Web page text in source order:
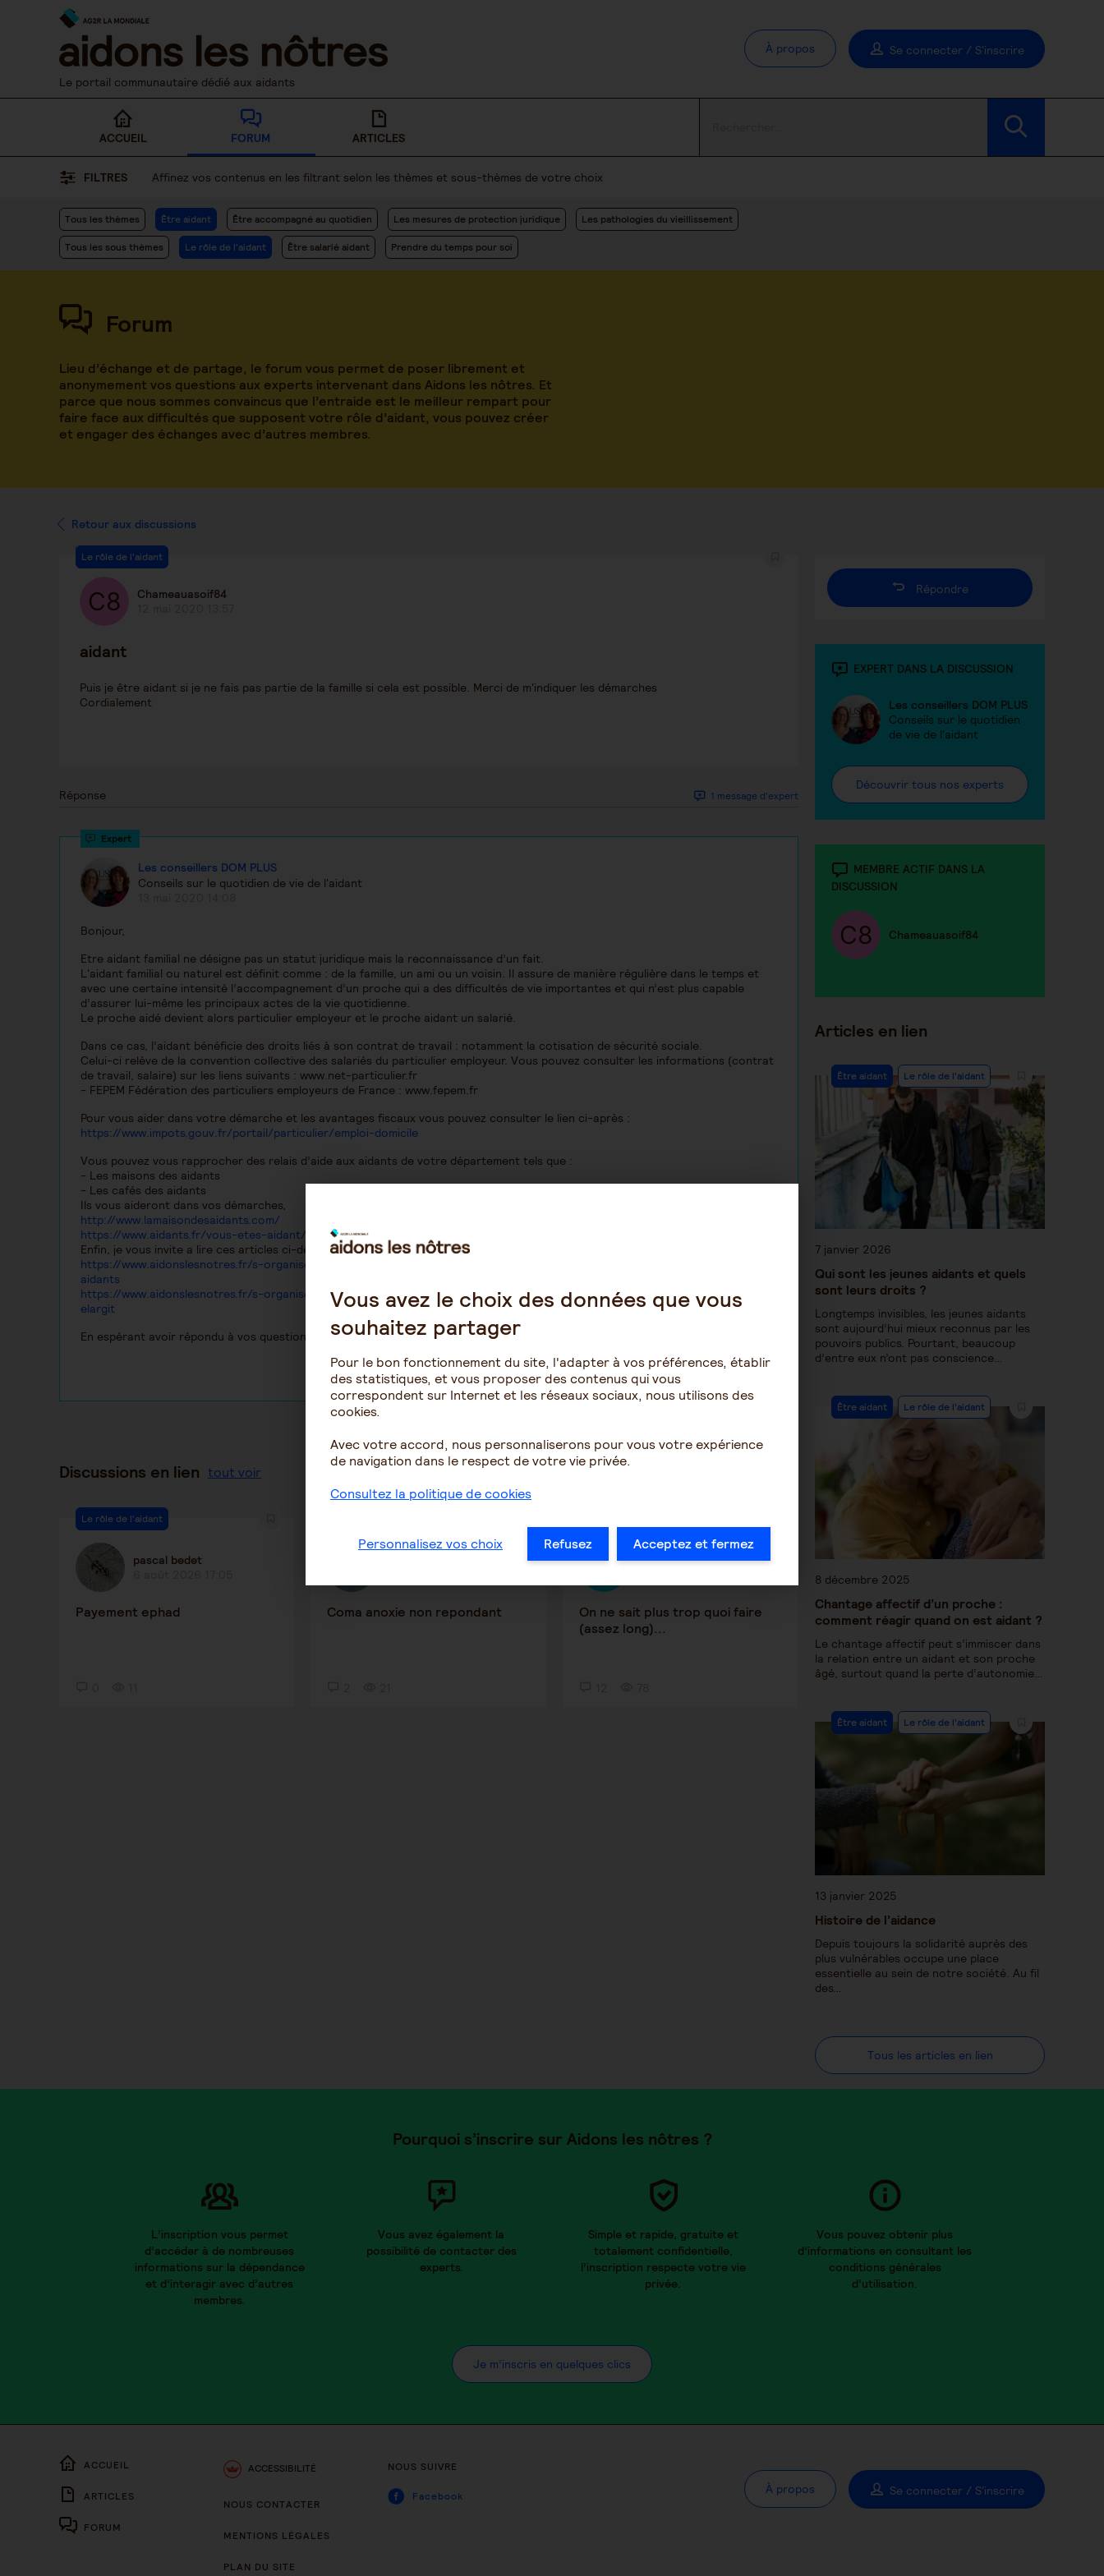
Le portail communautaire dédié aux aidants
À propos Se connecter / S'inscrire
ACCUEIL FORUM ARTICLES
FILTRES Affinez vos contenus en les filtrant selon les thèmes et sous-thèmes de votre choix
Tous les thèmes Être aidant
Tous les sous thèmes Le rôle de l'aidant Être salarié aidant Prendre du temps pour soi
Être accompagné au quotidien Les mesures de protection juridique Les pathologies du vieillissement
Forum
Lieu d’échange et de partage, le forum vous permet de poser librement et
anonymement vos questions aux experts intervenant dans Aidons les nôtres. Et
parce que nous sommes convaincus que l’entraide est le meilleur rempart pour
faire face aux difficultés que supposent votre rôle d’aidant, vous pouvez créer
et engager des échanges avec d’autres membres.
Retour aux discussions
Le rôle de l'aidant
Chameauasoif84
aidant
Puis je être aidant si je ne fais pas partie de la famille si cela est possible. Merci de m'indiquer les démarches
Cordialement
Réponse 1 message d'expert
Les conseillers DOM PLUS
Conseils sur le quotidien de vie de l'aidant
Bonjour,
Etre aidant familial ne désigne pas un statut juridique mais la reconnaissance d’un fait.
L'aidant familial ou naturel est définit comme : de la famille, un ami ou un voisin. Il assure de manière régulière dans le temps et
avec une certaine intensité l’accompagnement d’un proche qui a des difficultés de vie importantes et qui n’est plus capable
d’assurer lui-même les principaux actes de la vie quotidienne.
Le proche aidé devient alors particulier employeur et le proche aidant un salarié.
Dans ce cas, l’aidant bénéficie des droits liés à son contrat de travail : notamment la cotisation de sécurité sociale.
Celui-ci relève de la convention collective des salariés du particulier employeur. Vous pouvez consulter les informations (contrat
de travail, salaire) sur les liens suivants : www.net-particulier.fr
- FEPEM Fédération des particuliers employeurs de France : www.fepem.fr
Pour vous aider dans votre démarche et les avantages fiscaux vous pouvez consulter le lien ci-après :
https://www.impots.gouv.fr/portail/particulier/emploi-domicile
Vous pouvez vous rapprocher des relais d’aide aux aidants de votre département tels que :
- Les maisons des aidants
- Les cafés des aidants
Ils vous aideront dans vos démarches,
http://www.lamaisondesaidants.com/
https://www.aidants.fr/vous-etes-aidant/participer-action-pres-de-chez-soi/cafe-aidants
Enfin, je vous invite a lire ces articles ci-dessous de notre site "Aidons Les Notres" :
https://www.aidonslesnotres.fr/s-organiser-quand-on-est-aidant/article?urlTitle=ou-en-est-on-de-la-reconnaissance-des-
aidants
https://www.aidonslesnotres.fr/s-organiser-quand-on-est-aidant/article?urlTitle=salaries-aidants-la-palette-de-dispositifs-s-
elargit
En espérant avoir répondu à vos questions
Discussions en lien tout voir
Le rôle de l'aidant
pascal bedet
Payement ephad Coma anoxie non repondant
Mapi90
On ne sait plus trop quoi faire
(assez long)...
Répondre
EXPERT DANS LA DISCUSSION
Les conseillers DOM PLUS
Conseils sur le quotidien
de vie de l'aidant
Découvrir tous nos experts
MEMBRE ACTIF DANS LA
DISCUSSION
Chameauasoif84
Articles en lien
Être aidant Le rôle de l'aidant
7 janvier 2026
Qui sont les jeunes aidants et quels
sont leurs droits ?
Longtemps invisibles, les jeunes aidants
sont aujourd’hui mieux reconnus par les
pouvoirs publics. Pourtant, beaucoup
d’entre eux n’ont pas conscience…
Être aidant Le rôle de l'aidant
8 décembre 2025
Chantage affectif d’un proche :
comment réagir quand on est aidant ?
Le chantage affectif peut s’immiscer dans
la relation entre un aidant et son proche
âgé, surtout quand la perte d’autonomie…
Être aidant Le rôle de l'aidant
13 janvier 2025
Histoire de l’aidance
Depuis toujours la solidarité auprès des
plus vulnérables occupe une place
essentielle au sein de notre société. Au fil
des…
Tous les articles en lien
Pourquoi s’inscrire sur Aidons les nôtres ?
L’inscription vous permet
d’accéder à de nombreuses
informations sur la dépendance
et d’interagir avec d’autres
membres.
Vous avez également la
possibilité de contacter des
experts.
Simple et rapide, gratuite et
totalement confidentielle,
l’inscription respecte votre vie
privée.
Vous pouvez obtenir plus
d’informations en consultant les
conditions générales
d’utilisation.
Je m’inscris en quelques clics
ACCUEIL
ARTICLES
FORUM
ACCESSIBILITÉ
NOUS CONTACTER
MENTIONS LÉGALES
PLAN DU SITE
NOUS SUIVRE
Facebook À propos Se connecter / S'inscrire
Vous avez le choix des données que vous
souhaitez partager
Pour le bon fonctionnement du site, l'adapter à vos préférences, établir
des statistiques, et vous proposer des contenus qui vous
correspondent sur Internet et les réseaux sociaux, nous utilisons des
cookies.
Avec votre accord, nous personnaliserons pour vous votre expérience
de navigation dans le respect de votre vie privée.
Consultez la politique de cookies
Personnalisez vos choix Refusez Acceptez et fermez